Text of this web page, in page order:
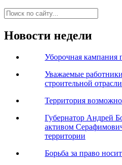
Новости недели
Уборочная кампания
Уважаемые
строительной
Территория
Губернатор Андрей
активом
территории
Борьба за право